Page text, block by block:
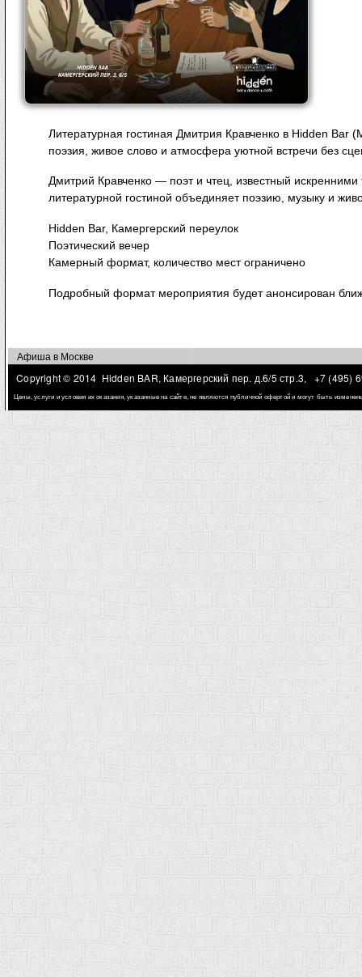
Литературная гостиная Дмитрия Кравченко в Hidden
поэзия, живое слово и атмосфера уютной встречи без
Дмитрий Кравченко — поэт и чтец, известный
литературной гостиной объединяет поэзию, музыку и
Hidden Bar, Камергерский переулок
Поэтический вечер
Камерный формат, количество мест ограничено
Подробный формат мероприятия будет анонсирован
Афиша в Москве
Copyright © 2014 Hidden BAR, Камергерский пер. д.6/5 стр.3,
+7 (495)
Цены, услуги и условия их оказания, указанные на сайте, не являются публичной офертой и могут быть